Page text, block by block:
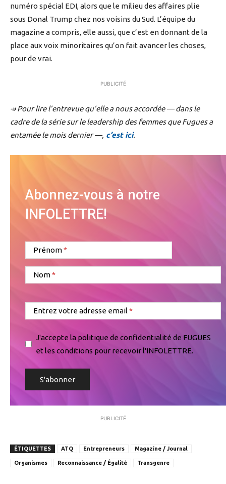
numéro spécial EDI, alors que le milieu des affaires plie
sous Donal Trump chez nos voisins du Sud. L’équipe du
magazine a compris, elle aussi, que c’est en donnant de la
place aux voix minoritaires qu’on fait avancer les choses,
pour de vrai.
PUBLICITÉ
-» Pour lire l’entrevue qu’elle a nous accordée — dans le
cadre de la série sur le leadership des femmes que Fugues a
entamée le mois dernier —, c’est ici.
Abonnez-vous à notre
INFOLETTRE!
Prénom
Nom
Entrez votre adresse email
J'accepte la politique de confidentialité de FUGUES
et les conditions pour recevoir l'INFOLETTRE.
PUBLICITÉ
ÉTIQUETTES ATQ Entrepreneurs Magazine / Journal
Organismes Reconnaissance / Égalité Transgenre